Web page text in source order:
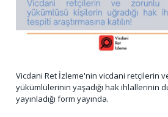
Vicdani Ret İzleme'nin vicdani retçilerin
yükümlülerinin yaşadığı hak ihlallerinin
yayınladığı form yayında.